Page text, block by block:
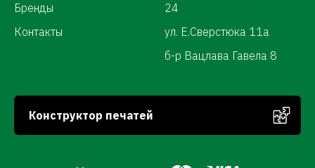
Бренды
Контакты
24
ул. Е.Сверстюка 11а
б-р Вацлава Гавела 8
Конструктор печатей